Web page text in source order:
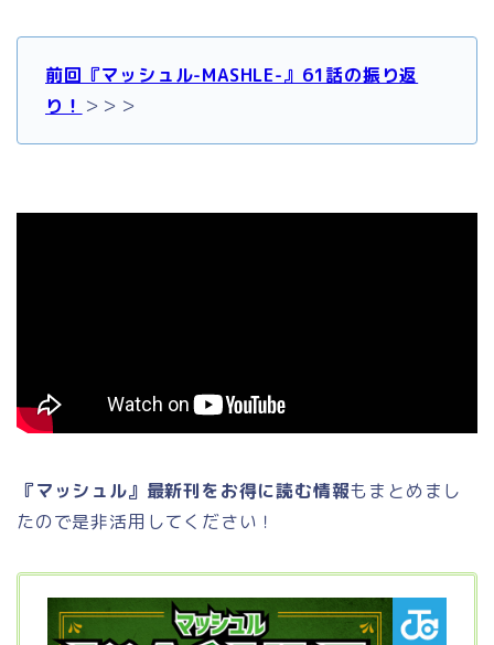
前回『マッシュル-MASHLE-』61話の振り返
り！ ＞＞＞
『マッシュル』最新刊をお得に読む情報もまとめまし
たので是非活用してください！